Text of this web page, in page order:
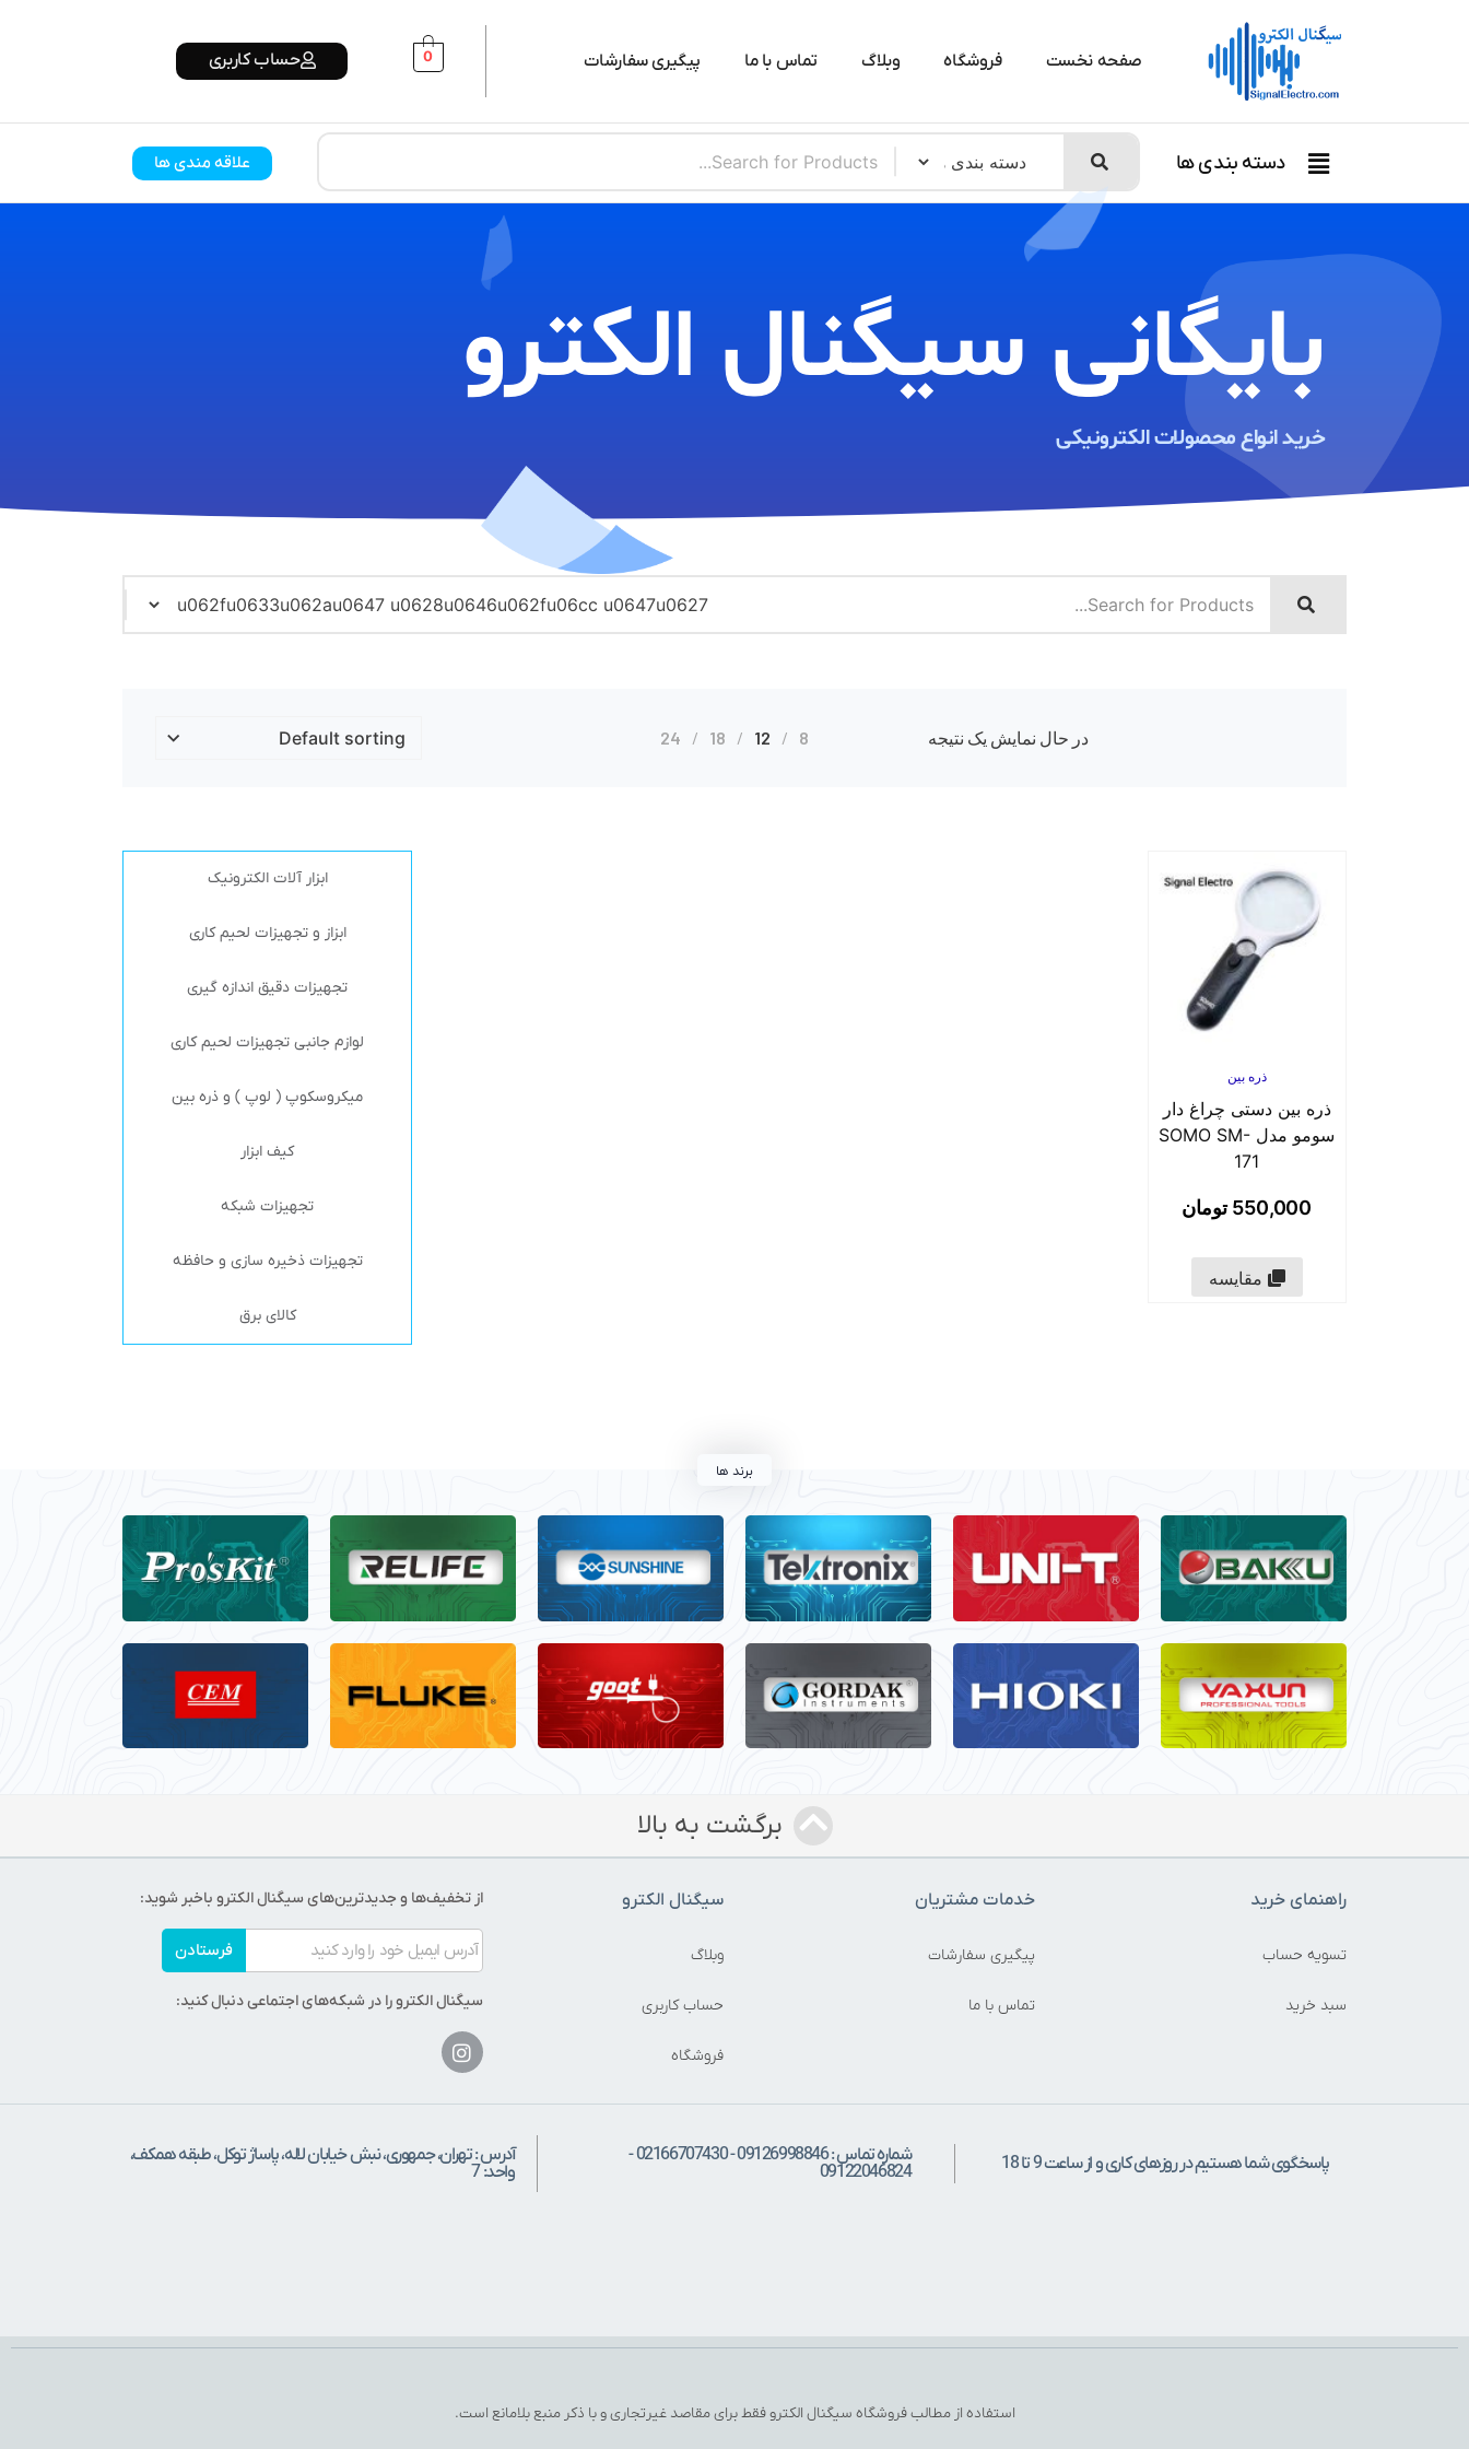
صفحه نخست فروشگاه وبلاگ تماس با ما پیگیری سفارشات 0 حساب کاربری
دسته بندی ها علاقه مندی ها
بایگانی سیگنال الکترو​
خرید انواع محصولات الکترونیکی ​
در حال نمایش یک نتیجه 8
12
18
24
ذره بین
ذره بین دستی چراغ دار
سومو مدل SOMO SM-
171
550,000 تومان
مقایسه
ابزار آلات الکترونیک
ابزاز و تجهیزات لحیم کاری
تجهیزات دقیق اندازه گیری
لوازم جانبی تجهیزات لحیم کاری
میکروسکوپ ( لوپ ) و ذره بین
کیف ابزار
تجهیزات شبکه
تجهیزات ذخیره سازی و حافظه
کالای برق
برند ها
برگشت به بالا
راهنمای خرید
تسویه حساب
سبد خرید
خدمات مشتریان
پیگیری سفارشات
تماس با ما
سیگنال الکترو
وبلاگ
حساب کاربری
فروشگاه
از تخفیف‌ها و جدیدترین‌های سیگنال الکترو باخبر شوید:
فرستادن
سیگنال الکترو را در شبکه‌های اجتماعی دنبال کنید:
پاسخگوی شما هستیم در روزهای کاری و از ساعت 9 تا 18
شماره تماس : 09126998846 - 02166707430 -
09122046824
آدرس : تهران، جمهوری، نبش خیابان لاله، پاساژ توکل، طبقه همکف،
واحد: 7
استفاده از مطالب فروشگاه سیگنال الکترو فقط برای مقاصد غیرتجاری و با ذکر منبع بلامانع است.